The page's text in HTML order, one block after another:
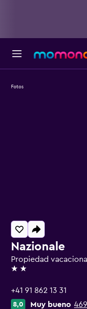
Nazionale
Propiedad
2 estrellas
+41 91 862 13 31
8,0 Muy bueno
Fotos